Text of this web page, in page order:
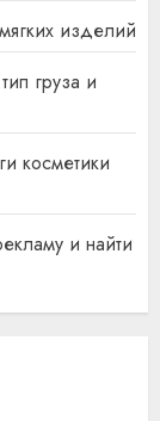
изделий
груза и
косметики
и найти